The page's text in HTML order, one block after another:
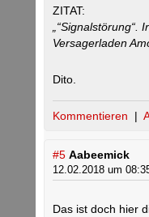
ZITAT:
Versagerladen
Dito.
Kommentieren |
#5 Aabeemick
12.02.2018 um
Das ist doch hier